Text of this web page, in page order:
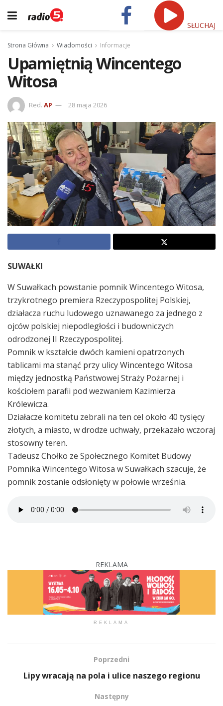
SŁUCHAJ
Strona Główna Wiadomości Informacje
Upamiętnią Wincentego
Witosa
Red. AP 28 maja 2026
SUWAŁKI
W Suwałkach powstanie pomnik Wincentego Witosa,
trzykrotnego premiera Rzeczypospolitej Polskiej,
działacza ruchu ludowego uznawanego za jednego z
ojców polskiej niepodległości i budowniczych
odrodzonej II Rzeczypospolitej.
Pomnik w kształcie dwóch kamieni opatrzonych
tablicami ma stanąć przy ulicy Wincentego Witosa
między jednostką Państwowej Straży Pożarnej i
kościołem parafii pod wezwaniem Kazimierza
Królewicza.
Działacze komitetu zebrali na ten cel około 40 tysięcy
złotych, a miasto, w drodze uchwały, przekazało wczoraj
stosowny teren.
Tadeusz Chołko ze Społecznego Komitet Budowy
Pomnika Wincentego Witosa w Suwałkach szacuje, że
pomnik zostanie odsłonięty w połowie września.
REKLAMA
REKLAMA
Poprzedni
Lipy wracają na pola i ulice naszego regionu
Następny